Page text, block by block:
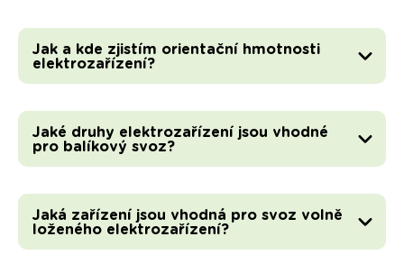
Jak a kde zjistím orientační hmotnosti
elektrozařízení?
Jaké druhy elektrozařízení jsou vhodné
pro balíkový svoz?
Jaká zařízení jsou vhodná pro svoz volně
loženého elektrozařízení?